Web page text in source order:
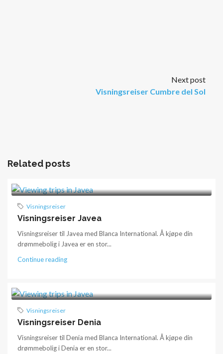
Next post
Visningsreiser Cumbre del Sol
Related posts
Visningsreiser
Visningsreiser Javea
Visningsreiser til Javea med Blanca International. Å kjøpe din
drømmebolig i Javea er en stor...
Continue reading
Visningsreiser
Visningsreiser Denia
Visningsreiser til Denia med Blanca International. Å kjøpe din
drømmebolig i Denia er en stor...